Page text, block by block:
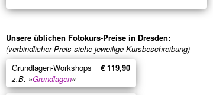
Unsere üblichen Fotokurs-Preise in Dresden:
(verbindlicher Preis siehe jeweilige Kursbeschreibung)
Grundlagen-Workshops
€ 119,90
z.B. »Grundlagen«